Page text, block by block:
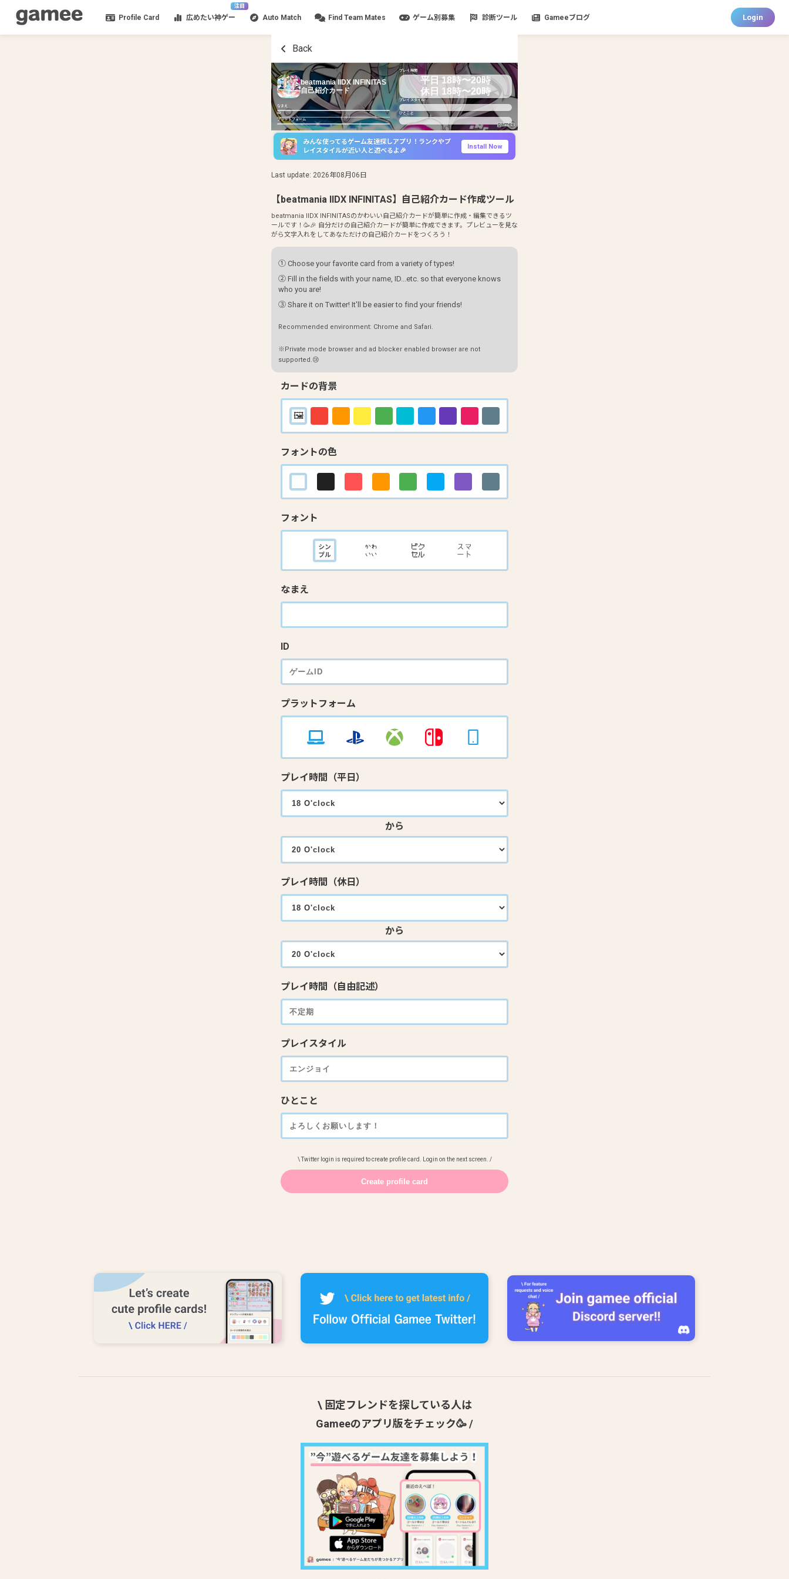
Profile Card
注目
広めたい神ゲー Auto Match Find Team Mates ゲーム別募集 診断ツール Gameeブログ Login
Back
beatmania IIDX INFINITAS
自己紹介カード
なまえ
ID
プラットフォーム
プレイ時間
平日 18時〜20時
休日 18時〜20時
プレイスタイル
ひとこと
みんな使ってるゲーム友達探しアプリ！ランクやプ
レイスタイルが近い人と遊べるよ🎉
Install Now
Last update: 2026年08月06日
【beatmania IIDX INFINITAS】自己紹介カード作成ツール
beatmania IIDX INFINITASのかわいい自己紹介カードが簡単に作成・編集できるツ
ールです！🥳🎉 自分だけの自己紹介カードが簡単に作成できます。プレビューを見な
がら文字入れをしてあなただけの自己紹介カードをつくろう！
① Choose your favorite card from a variety of types!
② Fill in the fields with your name, ID...etc. so that everyone knows
who you are!
③ Share it on Twitter! It'll be easier to find your friends!
Recommended environment: Chrome and Safari.
※Private mode browser and ad blocker enabled browser are not
supported.😢
カードの背景
フォントの色
フォント
なまえ
ID
プラットフォーム
プレイ時間（平日）
から
プレイ時間（休日）
から
プレイ時間（自由記述）
プレイスタイル
ひとこと
\ Twitter login is required to create profile card. Login on the next screen. /
\ 固定フレンドを探している人は
Gameeのアプリ版をチェック🥳 /